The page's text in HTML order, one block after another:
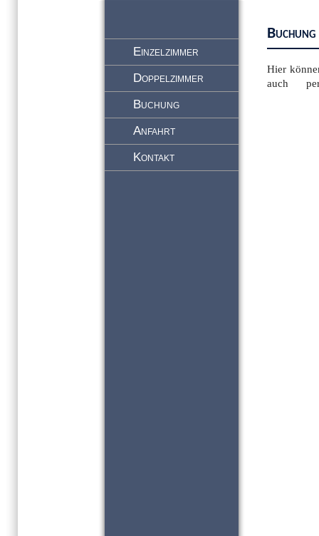
Einzelzimmer
Doppelzimmer
Buchung
Anfahrt
Kontakt
Buchung
Hier
auch